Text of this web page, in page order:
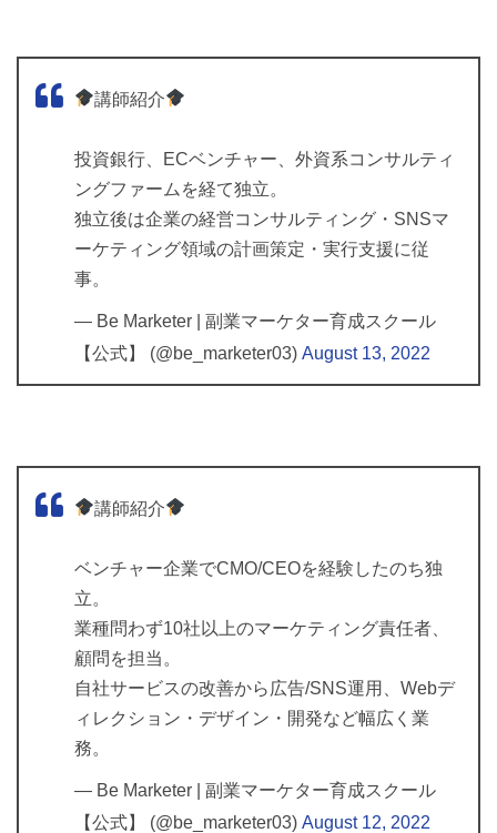
講師紹介
投資銀行、ECベンチャー、外資系コンサルティ
ングファームを経て独立。
独立後は企業の経営コンサルティング・SNSマ
ーケティング領域の計画策定・実行支援に従
事。
— Be Marketer | 副業マーケター育成スクール
【公式】 (@be_marketer03) August 13, 2022
講師紹介
ベンチャー企業でCMO/CEOを経験したのち独
立。
業種問わず10社以上のマーケティング責任者、
顧問を担当。
自社サービスの改善から広告/SNS運用、Webデ
ィレクション・デザイン・開発など幅広く業
務。
— Be Marketer | 副業マーケター育成スクール
【公式】 (@be_marketer03) August 12, 2022